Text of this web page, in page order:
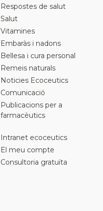
Respostes de salut
Salut
Vitamines
Embaràs i nadons
Bellesa i cura personal
Remeis naturals
Noticies Ecoceutics
Comunicació
Publicacions per a
farmacèutics
Intranet ecoceutics
El meu compte
Consultoria gratuïta